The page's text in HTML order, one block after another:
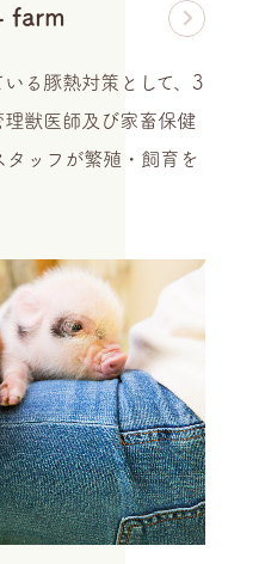
farm
る豚熱対策として、3
獣医師及び家畜保健
ッフが繁殖・飼育を